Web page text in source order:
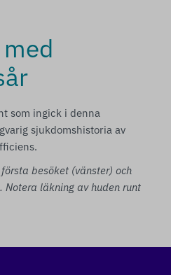
som ingick i denna
sjukdomshistoria av
besöket (vänster) och
Notera läkning av huden runt